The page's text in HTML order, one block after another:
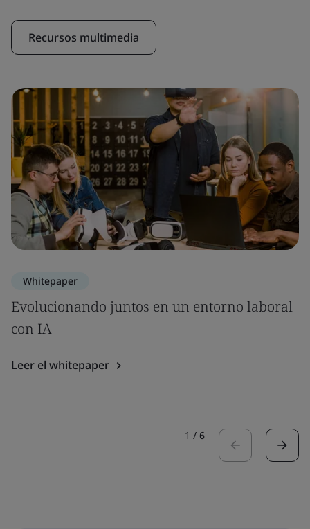
Recursos multimedia
Whitepaper
Evolucionando juntos en un entorno laboral
con IA
Leer el whitepaper
1 / 6